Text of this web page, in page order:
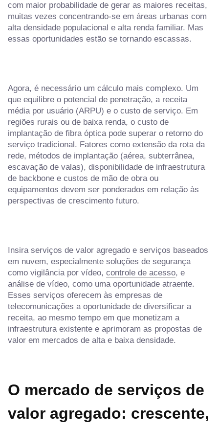
com maior probabilidade de gerar as maiores receitas,
muitas vezes concentrando-se em áreas urbanas com
alta densidade populacional e alta renda familiar. Mas
essas oportunidades estão se tornando escassas.
Agora, é necessário um cálculo mais complexo. Um
que equilibre o potencial de penetração, a receita
média por usuário (ARPU) e o custo de serviço. Em
regiões rurais ou de baixa renda, o custo de
implantação de fibra óptica pode superar o retorno do
serviço tradicional. Fatores como extensão da rota da
rede, métodos de implantação (aérea, subterrânea,
escavação de valas), disponibilidade de infraestrutura
de backbone e custos de mão de obra ou
equipamentos devem ser ponderados em relação às
perspectivas de crescimento futuro.
Insira serviços de valor agregado e serviços baseados
em nuvem, especialmente soluções de segurança
como vigilância por vídeo, controle de acesso, e
análise de vídeo, como uma oportunidade atraente.
Esses serviços oferecem às empresas de
telecomunicações a oportunidade de diversificar a
receita, ao mesmo tempo em que monetizam a
infraestrutura existente e aprimoram as propostas de
valor em mercados de alta e baixa densidade.
O mercado de serviços de
valor agregado: crescente,